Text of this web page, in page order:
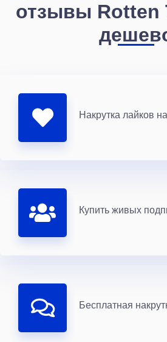
отзывы Rotten
Накрутка лайков
Купить живых
Бесплатная